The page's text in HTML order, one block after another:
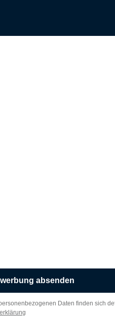
absenden
Daten finden sich